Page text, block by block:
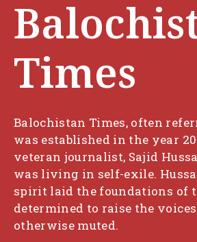
Times
Balochistan Times, often
was established in the year
veteran journalist, Sajid
was living in self-exile.
spirit laid the foundations of
determined to raise the
otherwise muted.